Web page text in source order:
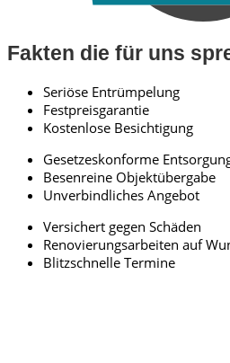
Fakten die für uns
Seriöse Entrümpelung
Festpreisgarantie
Kostenlose Besichtigung
Gesetzeskonforme
Besenreine Objektübergabe
Unverbindliches Angebot
Versichert gegen Schäden
Renovierungsarbeiten auf
Blitzschnelle Termine